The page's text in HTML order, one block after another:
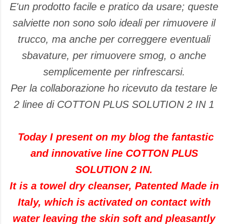
E'un prodotto facile e pratico da usare; queste
salviette non sono solo ideali per rimuovere il
trucco, ma anche per correggere eventuali
sbavature, per rimuovere smog, o anche
semplicemente per rinfrescarsi.
Per la collaborazione ho ricevuto da testare le
2 linee di COTTON PLUS SOLUTION 2 IN 1
Today I present on my blog the fantastic
and innovative line COTTON PLUS
SOLUTION 2 IN.
It is a towel dry cleanser, Patented Made in
Italy, which is activated on contact with
water leaving the skin soft and pleasantly